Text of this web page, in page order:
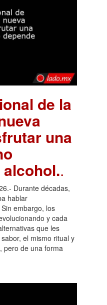
de la
una
.
Durante décadas,
hablar
embargo, los
y cada
que les
el mismo ritual y
pero de una forma